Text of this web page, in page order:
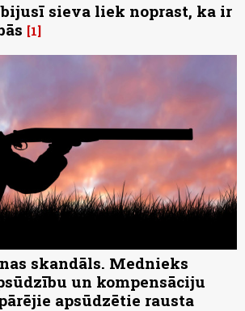
sieva liek noprast, ka ir
1
skandāls. Mednieks
un kompensāciju
apsūdzētie rausta